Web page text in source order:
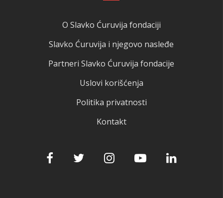
O Slavko Ćuruvija fondaciji
Slavko Ćuruvija i njegovo nasleđe
Partneri Slavko Ćuruvija fondacije
Uslovi korišćenja
Politika privatnosti
Kontakt